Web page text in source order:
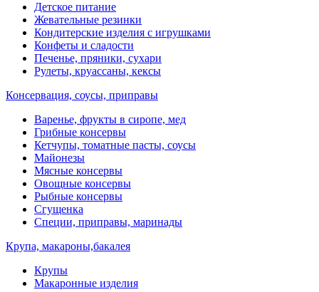
Детское питание
Жевательные резинки
Кондитерские изделия с игрушками
Конфеты и сладости
Печенье, пряники, сухари
Рулеты, круассаны, кексы
Консервация, соусы, приправы
Варенье, фрукты в сиропе, мед
Грибные консервы
Кетчупы, томатные пасты, соусы
Майонезы
Мясные консервы
Овощные консервы
Рыбные консервы
Сгущенка
Специи, приправы, маринады
Крупа, макароны,бакалея
Крупы
Макаронные изделия